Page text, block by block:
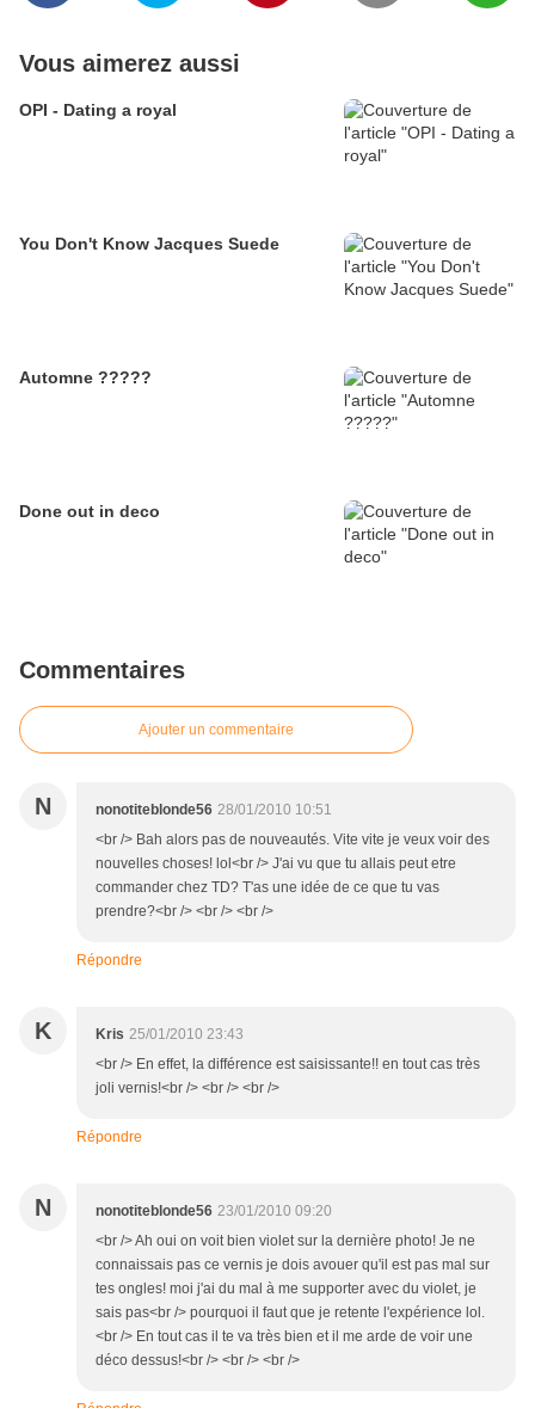
Vous aimerez aussi
OPI - Dating a royal
You Don't Know Jacques Suede
Automne ?????
Done out in deco
Commentaires
Ajouter un commentaire
N nonotiteblonde56 28/01/2010 10:51
<br /> Bah alors pas de nouveautés. Vite vite je veux voir des
nouvelles choses! lol<br /> J'ai vu que tu allais peut etre
commander chez TD? T'as une idée de ce que tu vas
prendre?<br /> <br /> <br />
Répondre
K Kris 25/01/2010 23:43
<br /> En effet, la différence est saisissante!! en tout cas très
joli vernis!<br /> <br /> <br />
Répondre
N nonotiteblonde56 23/01/2010 09:20
<br /> Ah oui on voit bien violet sur la dernière photo! Je ne
connaissais pas ce vernis je dois avouer qu'il est pas mal sur
tes ongles! moi j'ai du mal à me supporter avec du violet, je
sais pas<br /> pourquoi il faut que je retente l'expérience lol.
<br /> En tout cas il te va très bien et il me arde de voir une
déco dessus!<br /> <br /> <br />